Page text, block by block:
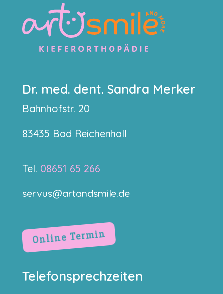
Dr. med. dent. Sandra Merker
Bahnhofstr. 20
83435 Bad Reichenhall
Tel. 08651 65 266
servus@artandsmile.de
Online Termin
Telefonsprechzeiten